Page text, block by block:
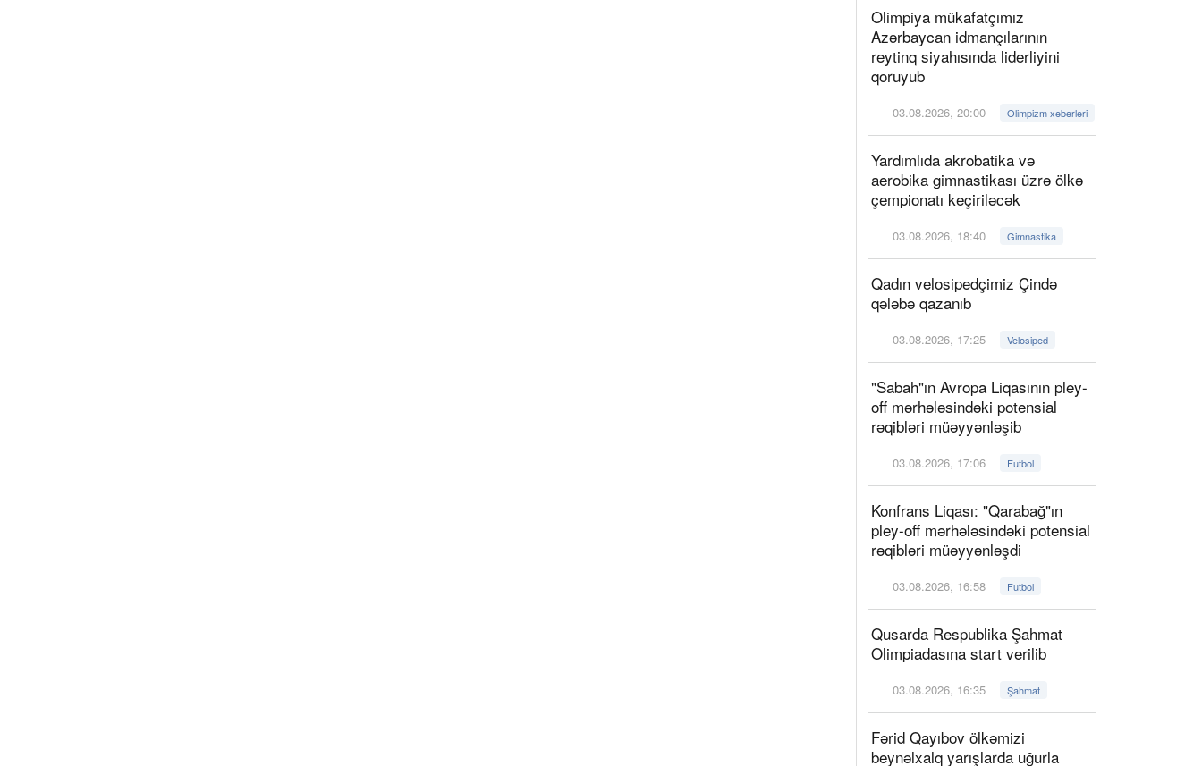
Olimpiya mükafatçımız
Azərbaycan idmançılarının
reytinq siyahısında liderliyini
qoruyub
03.08.2026, 20:00 Olimpizm xəbərləri
Yardımlıda akrobatika və
aerobika gimnastikası üzrə ölkə
çempionatı keçiriləcək
03.08.2026, 18:40 Gimnastika
Qadın velosipedçimiz Çində
qələbə qazanıb
03.08.2026, 17:25 Velosiped
"Sabah"ın Avropa Liqasının pley-
off mərhələsindəki potensial
rəqibləri müəyyənləşib
03.08.2026, 17:06 Futbol
Konfrans Liqası: "Qarabağ"ın
pley-off mərhələsindəki potensial
rəqibləri müəyyənləşdi
03.08.2026, 16:58 Futbol
Qusarda Respublika Şahmat
Olimpiadasına start verilib
03.08.2026, 16:35 Şahmat
Fərid Qayıbov ölkəmizi
beynəlxalq yarışlarda uğurla